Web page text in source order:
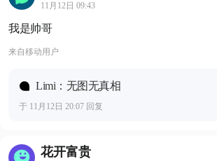
11月12日 09:43
我是帅哥
来自移动用户
Limi：无图无真相
于 11月12日 20:07 回复
花开富贵